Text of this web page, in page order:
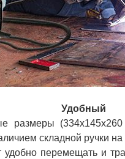
Удобный
размеры
складной ручки на
удобно перемещать и